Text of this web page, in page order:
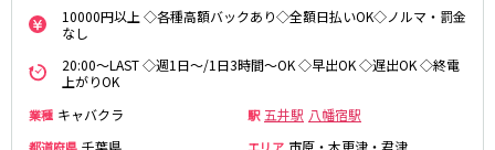
10000円以上 ◇各種高額バックあり◇全額日払いOK◇ノルマ・罰金
なし
20:00～LAST ◇週1日～/1日3時間～OK ◇早出OK ◇遅出OK ◇終電
上がりOK
業種 キャバクラ 駅 五井駅 八幡宿駅
新橋駅
浅草駅
浅草橋駅